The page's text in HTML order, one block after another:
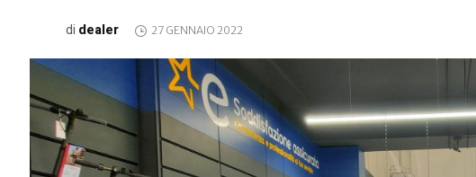
di dealer 27 GENNAIO 2022